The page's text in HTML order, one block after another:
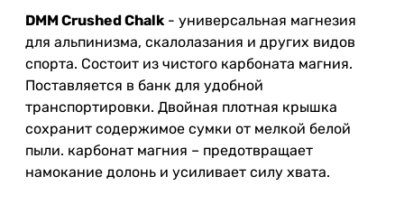
DMM Crushed Chalk- универсальная магнезия
для альпинизма, скалолазания и других видов
спорта. Состоит из чистого карбоната магния.
Поставляется в банк для удобной
транспортировки. Двойная плотная крышка
сохранит содержимое сумки от мелкой белой
пыли. карбонат магния – предотвращает
намокание долонь и усиливает силу хвата.